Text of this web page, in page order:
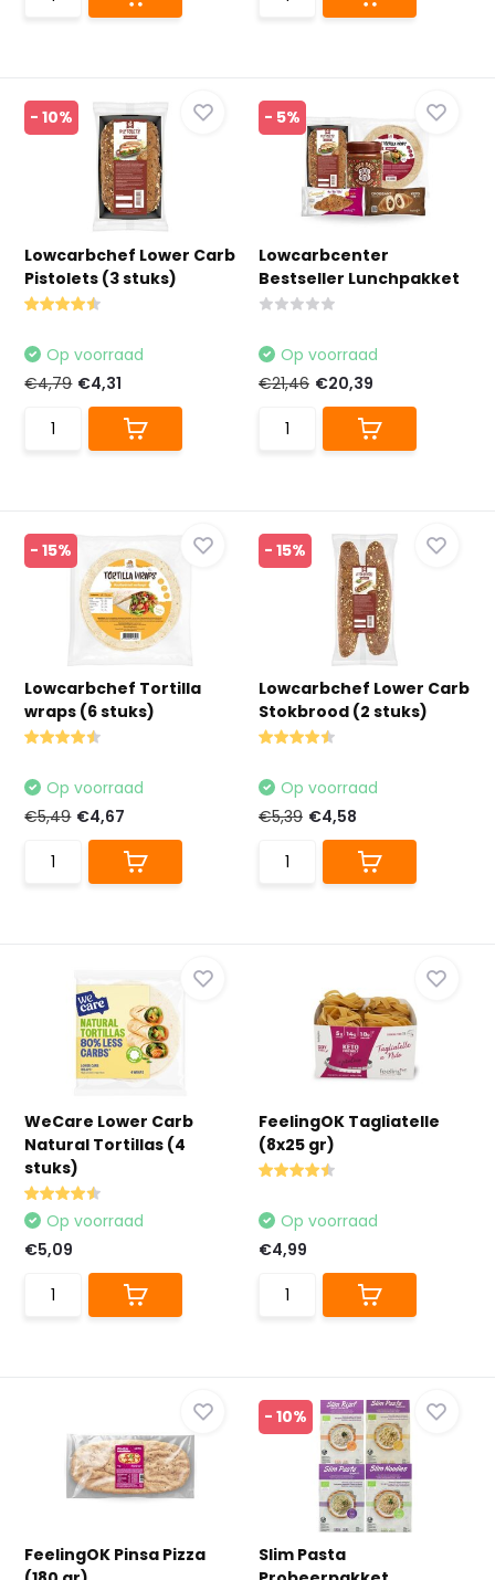
- 10%
Lowcarbchef Lower Carb
Pistolets (3 stuks)
Op voorraad
€4,79 €4,31
- 5%
Lowcarbcenter
Bestseller Lunchpakket
Op voorraad
€21,46 €20,39
- 15%
Lowcarbchef Tortilla
wraps (6 stuks)
Op voorraad
€5,49 €4,67
- 15%
Lowcarbchef Lower Carb
Stokbrood (2 stuks)
Op voorraad
€5,39 €4,58
WeCare Lower Carb
Natural Tortillas (4
stuks)
Op voorraad
€5,09
FeelingOK Tagliatelle
(8x25 gr)
Op voorraad
€4,99
FeelingOK Pinsa Pizza
- 10%
Slim Pasta